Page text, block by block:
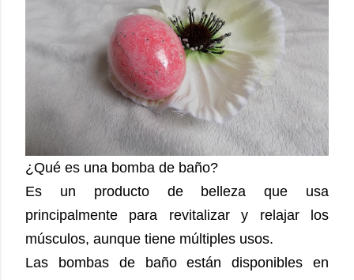
¿Qué es una bomba de baño?
Es un producto de belleza que usa
principalmente para revitalizar y relajar los
músculos, aunque tiene múltiples usos.
Las bombas de baño están disponibles en